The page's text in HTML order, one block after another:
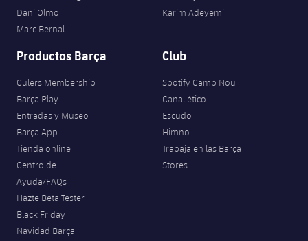
Dani Olmo
Marc Bernal
Karim Adeyemi
Productos Barça
Culers Membership
Barça Play
Entradas y Museo
Barça App
Tienda online
Centro de
Ayuda/FAQs
Hazte Beta Tester
Black Friday
Navidad Barça
Club
Spotify Camp Nou
Canal ético
Escudo
Himno
Trabaja en las Barça
Stores